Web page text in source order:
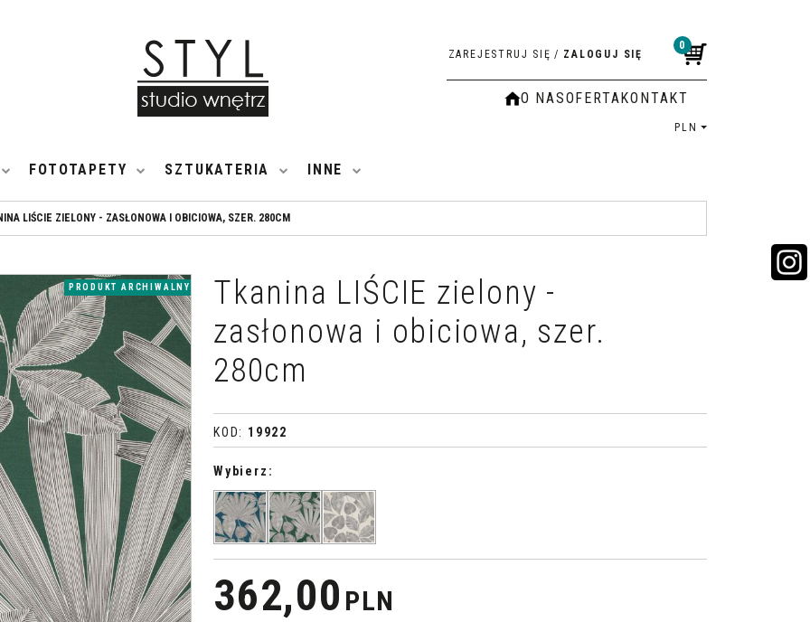
0
ZAREJESTRUJ SIĘ / ZALOGUJ SIĘ
O NASOFERTAKONTAKT
PLN
FOTOTAPETY SZTUKATERIA INNE
LIŚCIE ZIELONY - ZASŁONOWA I OBICIOWA, SZER. 280CM
PRODUKT ARCHIWALNY
Tkanina LIŚCIE zielony -
zasłonowa i obiciowa, szer.
280cm
KOD: 19922
Wybierz:
362,00 PLN